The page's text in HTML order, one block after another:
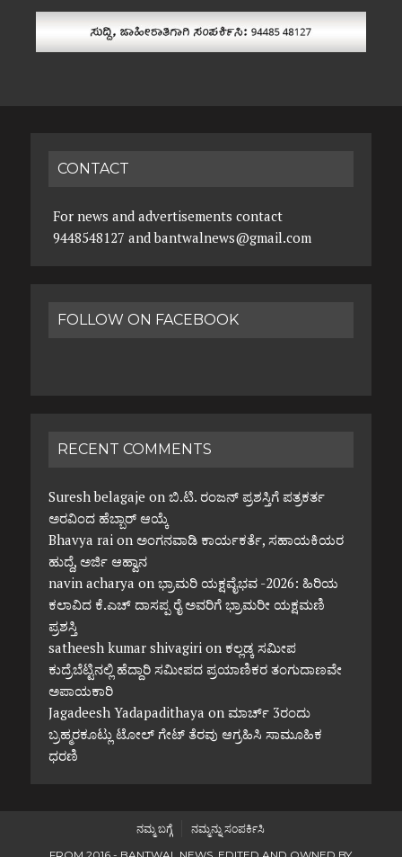
CONTACT
For news and advertisements contact
9448548127 and bantwalnews@gmail.com
FOLLOW ON FACEBOOK
RECENT COMMENTS
Suresh belagaje on ಬಿ.ಟಿ. ರಂಜನ್ ಪ್ರಶಸ್ತಿಗೆ ಪತ್ರಕರ್ತ
ಅರವಿಂದ ಹೆಬ್ಬಾರ್ ಆಯ್ಕೆ
Bhavya raion ಅಂಗನವಾಡಿ ಕಾರ್ಯಕರ್ತೆ, ಸಹಾಯಕಿಯರ
ಹುದ್ದೆ, ಅರ್ಜಿ ಆಹ್ವಾನ
navin acharya on ಭ್ರಾಮರಿ ಯಕ್ಷವೈಭವ -2026: ಹಿರಿಯ
ಕಲಾವಿದ ಕೆ.ಎಚ್ ದಾಸಪ್ಪ ರೈ ಅವರಿಗೆ ಭ್ರಾಮರೀ ಯಕ್ಷಮಣಿ
ಪ್ರಶಸ್ತಿ
satheesh kumar shivagirion ಕಲ್ಲಡ್ಕ ಸಮೀಪ
ಕುದ್ರೆಬೆಟ್ಟಿನಲ್ಲಿ ಹೆದ್ದಾರಿ ಸಮೀಪದ ಪ್ರಯಾಣಿಕರ ತಂಗುದಾಣವೇ
ಅಪಾಯಕಾರಿ
Jagadeesh Yadapadithaya on ಮಾರ್ಚ್ 3ರಂದು
ಬ್ರಹ್ಮರಕೂಟ್ಲು ಟೋಲ್ ಗೇಟ್ ತೆರವು ಆಗ್ರಹಿಸಿ ಸಾಮೂಹಿಕ
ಧರಣಿ
ನಮ್ಮ ಬಗ್ಗೆ
ನಮ್ಮನ್ನು ಸಂಪರ್ಕಿಸಿ